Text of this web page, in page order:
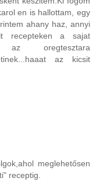
en is hallottam, egy
ahany haz, annyi
recepteken a sajat
oregtesztara
az kicsit
meglehetősen
receptig.